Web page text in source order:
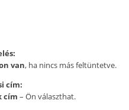
van, ha nincs más feltüntetve.
cím:
cím – Ön választhat.